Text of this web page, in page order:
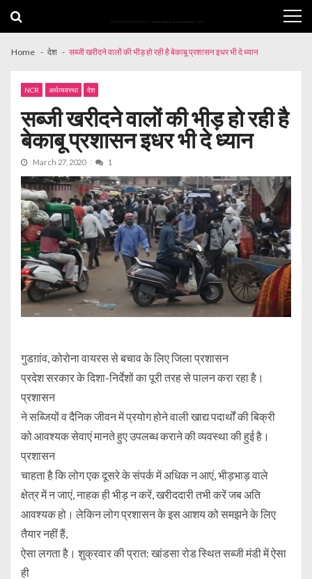
Home देश सब्जी खरीदने वालों की भीड़ हो रही है बेकाबू प्रशासन इधर भी दे ध्यान
NCR अर्थव्यवस्था देश
सब्जी खरीदने वालों की भीड़ हो रही है
बेकाबू प्रशासन इधर भी दे ध्यान
March 27, 2020 1
गुडग़ांव, कोरोना वायरस से बचाव के लिए जिला प्रशासन
प्रदेश सरकार के दिशा-निर्देशों का पूरी तरह से पालन करा रहा है।
प्रशासन
ने सब्जियों व दैनिक जीवन में प्रयोग होने वाली खाद्य पदार्थों की बिक्री
को आवश्यक सेवाएं मानते हुए उपलब्ध कराने की व्यवस्था की हुई है।
प्रशासन
चाहता है कि लोग एक दूसरे के संपर्क में अधिक न आएं, भीड़भाड़ वाले
क्षेत्र में न जाएं, नाहक ही भीड़ न करें, खरीददारी तभी करें जब अति
आवश्यक हो। लेकिन लोग प्रशासन के इस आशय को समझने के लिए
तैयार नहीं हैं,
ऐसा लगता है। शुक्रवार की प्रात: खांडसा रोड स्थित सब्जी मंडी में ऐसा
ही